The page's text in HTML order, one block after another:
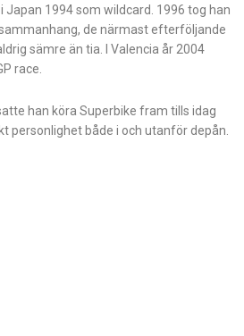
1994 som wildcard. 1996 tog han
de närmast efterföljande
sämre än tia. I Valencia år 2004
race.
han köra Superbike fram tills idag
personlighet både i och utanför depån.